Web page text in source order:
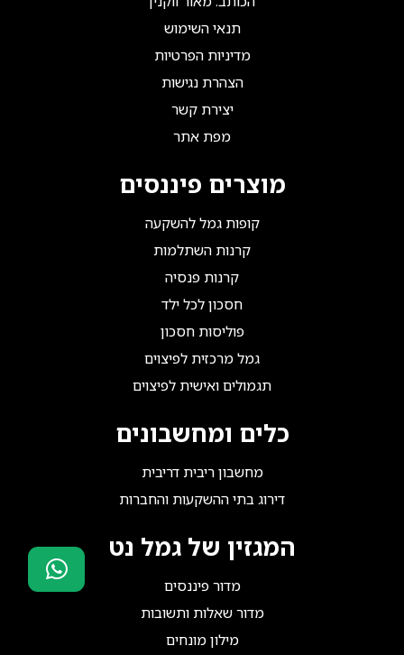
תנאי השימוש
מדיניות הפרטיות
הצהרת נגישות
יצירת קשר
מפת אתר
מוצרים פיננסים
קופות גמל להשקעה
קרנות השתלמות
קרנות פנסיה
חסכון לכל ילד
פוליסות חסכון
גמל מרכזית לפיצוים
תגמולים ואישית לפיצוים
כלים ומחשבונים
מחשבון ריבית דריבית
דירוג בתי ההשקעות והחברות
המגזין של גמל נט
מדור פיננסים
מדור שאלות ותשובות
מילון מונחים